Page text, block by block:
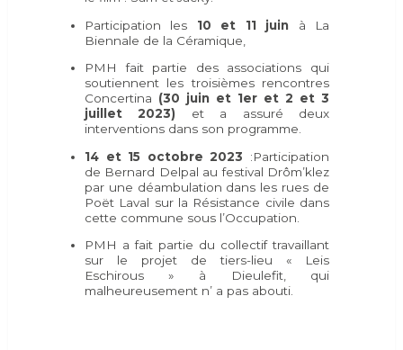
Participation les 10 et 11 juin à La
Biennale de la Céramique,
PMH fait partie des associations qui
soutiennent les troisièmes rencontres
Concertina (30 juin et 1er et 2 et 3
juillet 2023) et a assuré deux
interventions dans son programme.
14 et 15 octobre 2023 :Participation
de Bernard Delpal au festival Drôm’klez
par une déambulation dans les rues de
Poët Laval sur la Résistance civile dans
cette commune sous l’Occupation.
PMH a fait partie du collectif travaillant
sur le projet de tiers-lieu « Leis
Eschirous » à Dieulefit, qui
malheureusement n’ a pas abouti.